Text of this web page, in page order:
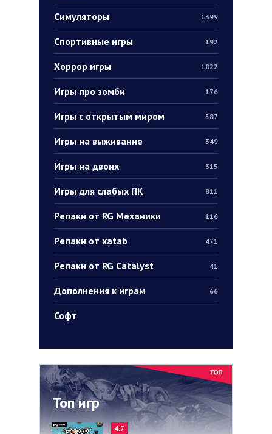
Симуляторы 1399
Спортивные игры 192
Хоррор игры 1022
Игры про зомби 176
Игры с открытым миром 587
Игры на выживание 349
Игры на двоих 315
Игры для слабых ПК 811
Репаки от RG Механики 116
Репаки от xatab 471
Репаки от RG Catalyst 41
Дополнения к играм 66
Софт
Топ игр
4.7